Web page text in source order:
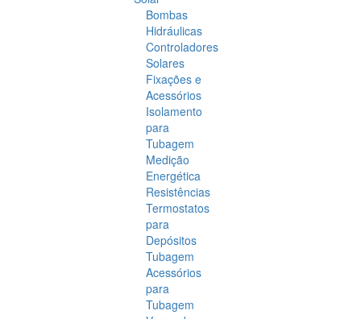
Bombas
Hidráulicas
Controladores
Solares
Fixações e
Acessórios
Isolamento
para
Tubagem
Medição
Energética
Resistências
Termostatos
para
Depósitos
Tubagem
Acessórios
para
Tubagem